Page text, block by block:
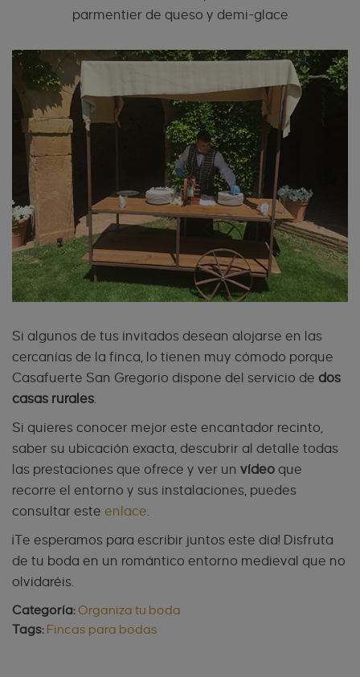
parmentier de queso y demi-glace
Si algunos de tus invitados desean alojarse en las
cercanías de la finca, lo tienen muy cómodo porque
Casafuerte San Gregorio dispone del servicio de dos
casas rurales
Si quieres conocer mejor este encantador recinto,
saber su ubicación exacta, descubrir al detalle todas
las prestaciones que ofrece y ver un vídeo que
recorre el entorno y sus instalaciones, puedes
consultar este enlace
¡Te esperamos para escribir juntos este día! Disfruta
de tu boda en un romántico entorno medieval que no
olvidaréis.
Categoría:Organiza tu boda
Tags: Fincas para bodas